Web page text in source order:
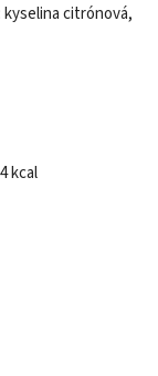
citrónová,
kcal